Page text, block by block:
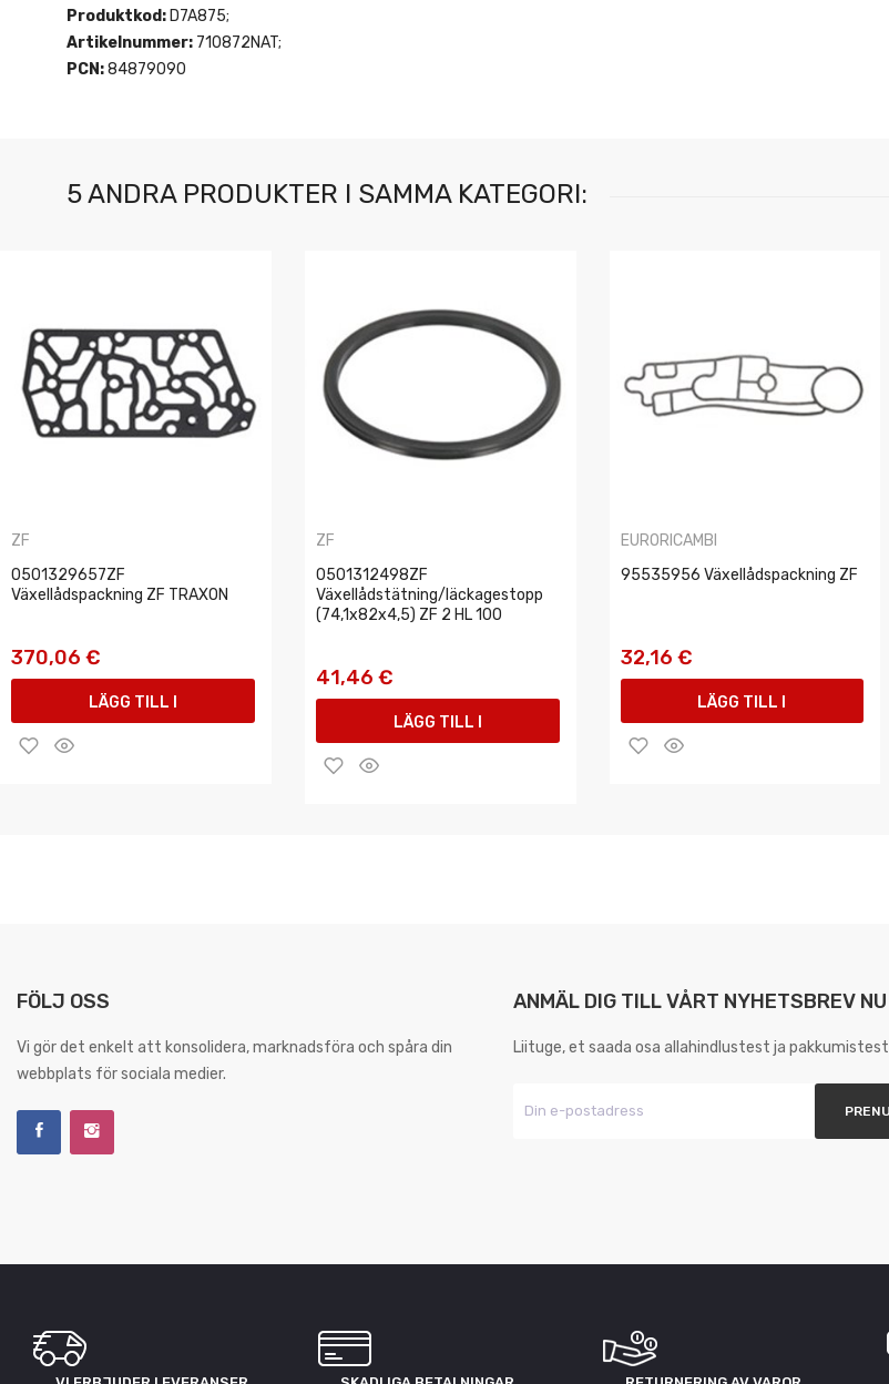
Produktkod: D7A875;
Artikelnummer: 710872NAT;
PCN:84879090
5 ANDRA PRODUKTER I SAMMA KATEGORI:
ZF
0501329657ZF
Växellådspackning ZF TRAXON
370,06 €
LÄGG TILL I
ZF
0501312498ZF
Växellådstätning/läckagestopp
(74,1x82x4,5) ZF 2 HL 100
41,46 €
LÄGG TILL I
EURORICAMBI
95535956 Växellådspackning ZF
32,16 €
LÄGG TILL I
FÖLJ OSS
Vi gör det enkelt att konsolidera, marknadsföra och spåra din
webbplats för sociala medier.
ANMÄL DIG TILL VÅRT NYHETSBREV NU
Liituge, et saada osa allahindlustest ja pakkumistest